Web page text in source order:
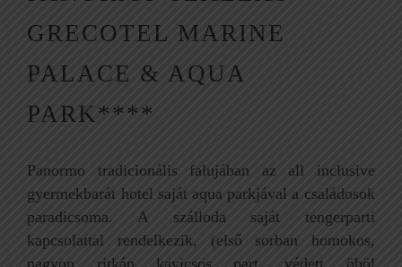
GRECOTEL MARINE
PALACE & AQUA
PARK****
Panormo tradicionális falujában az all inclusive
gyermekbarát hotel saját aqua parkjával a családosok
paradicsoma. A szálloda saját tengerparti
kapcsolattal rendelkezik, (első sorban homokos,
nagyon ritkán kavicsos part, védett öböl